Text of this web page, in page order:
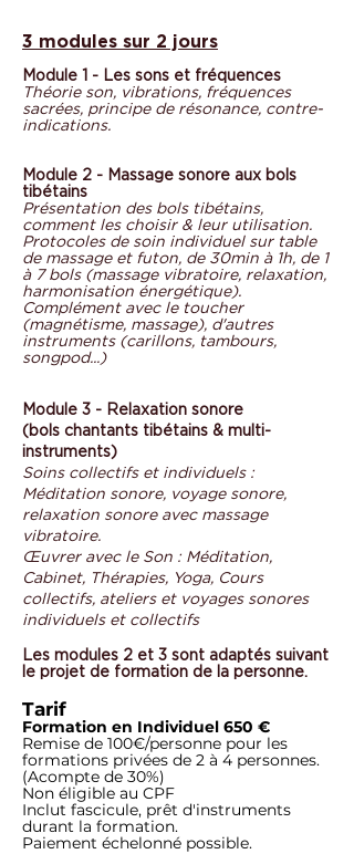
3 modules sur 2 jours
Module 1 - Les sons et fréquences
Théorie son, vibrations, fréquences
sacrées, principe de résonance, contre-
indications.
Module 2 - Massage sonore aux bols
tibétains
Présentation des bols tibétains,
comment les choisir & leur utilisation.
Protocoles de soin individuel sur table
de massage et futon, de 30min à 1h, de 1
à 7 bols (massage vibratoire, relaxation,
harmonisation énergétique).
Complément avec le toucher
(magnétisme, massage), d'autres
instruments (carillons, tambours,
songpod...)
Module 3 - Relaxation sonore
(bols chantants tibétains & multi-
instruments)
Soins collectifs et individuels :
Méditation sonore, voyage sonore,
relaxation sonore avec massage
vibratoire.
Œuvrer avec le Son : Méditation,
Cabinet, Thérapies, Yoga, Cours
collectifs, ateliers et voyages sonores
individuels et collectifs
Les modules 2 et 3 sont adaptés suivant
le projet de formation de la personne.
Tarif
Formation en Individuel 650 €
Remise de 100€/personne pour les
formations privées de 2 à 4 personnes.
(Acompte de 30%)
Non éligible au CPF
Inclut fascicule, prêt d'instruments
durant la formation.
Paiement échelonné possible.